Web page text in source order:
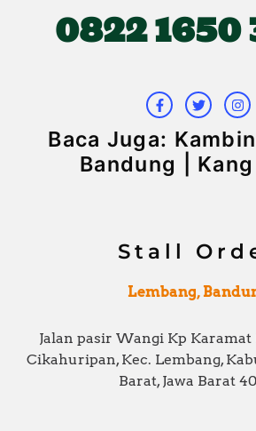
0822 1650
c
e
o
o
k
-
i
t
e
r
s
t
g
r
a
m
Baca Juga:
Bandung |
Stall
Lembang,
Jalan pasir Wangi Kp Karamat
Cikahuripan, Kec. Lembang,
Barat, Jawa Barat